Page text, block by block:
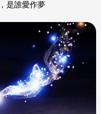
是誰愛作夢